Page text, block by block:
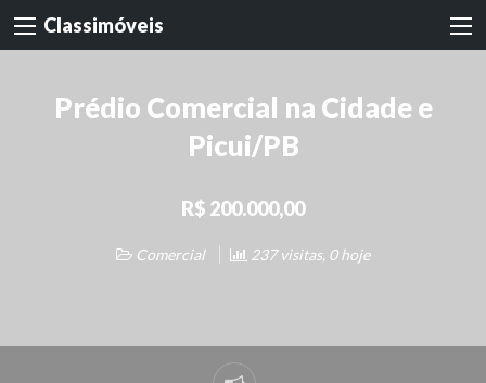
Classimóveis
Prédio Comercial na Cidade e
Picui/PB
R$ 200.000,00
Comercial 237 visitas, 0 hoje